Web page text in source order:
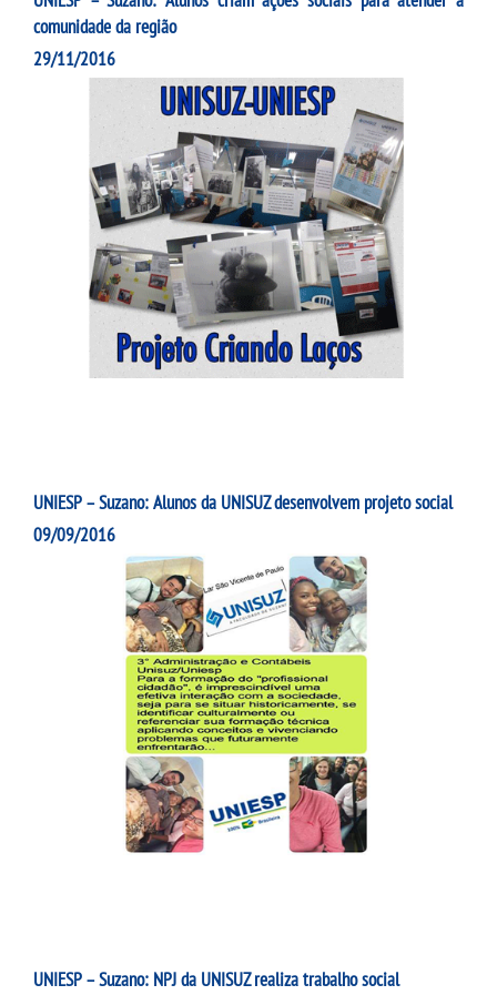
comunidade da região
29/11/2016
UNIESP – Suzano: Alunos da UNISUZ desenvolvem projeto social
09/09/2016
UNIESP – Suzano: NPJ da UNISUZ realiza trabalho social